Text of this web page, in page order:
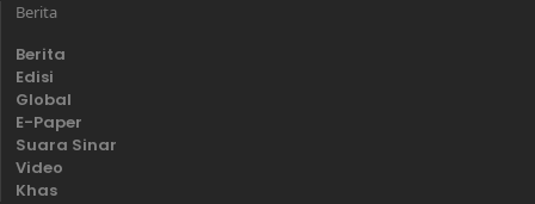
Berita
Berita
Edisi
Global
E-Paper
Suara Sinar
Video
Khas